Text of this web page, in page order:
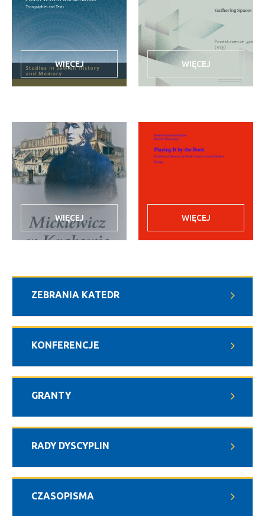
ZEBRANIA KATEDR
KONFERENCJE
GRANTY
RADY DYSCYPLIN
CZASOPISMA
WIĘCEJ WIĘCEJ
WIĘCEJ WIĘCEJ